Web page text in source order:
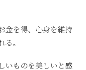
金を得、心身を維持
。
いものを美しいと感